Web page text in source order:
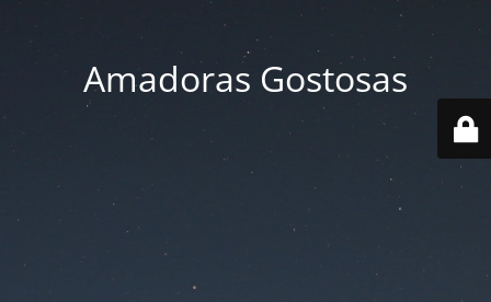
Amadoras Gostosas